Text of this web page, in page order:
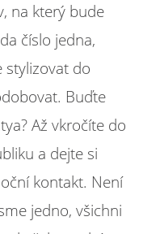
na který bude
číslo jedna,
stylizovat do
Buďte
Až vkročíte do
a dejte si
kontakt. Není
jedno, všichni